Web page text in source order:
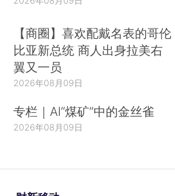
【商圈】喜欢配戴名表的哥伦
比亚新总统 商人出身拉美右
翼又一员
2026年08月09日
专栏｜AI“煤矿”中的金丝雀
2026年08月09日